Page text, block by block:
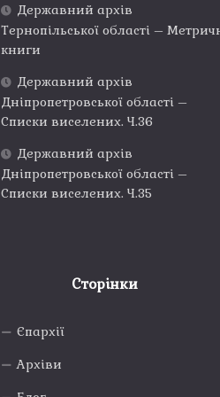
Державний архів
Тернопільської області –
книги
Державний архів
Дніпропетровської області –
Списки виселених. Ч.36
Державний архів
Дніпропетровської області –
Списки виселених. Ч.35
Сторінки
Єпархії
Архіви